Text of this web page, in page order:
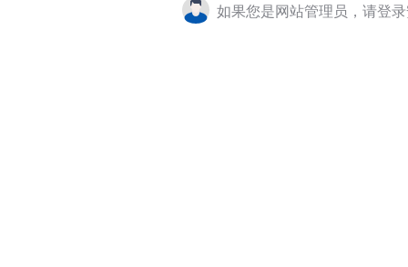
如果您是网站管理员，请登